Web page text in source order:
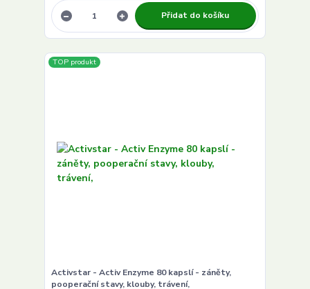
Přidat do košíku
TOP produkt
Activstar - Activ Enzyme 80 kapslí - záněty,
pooperační stavy, klouby, trávení,